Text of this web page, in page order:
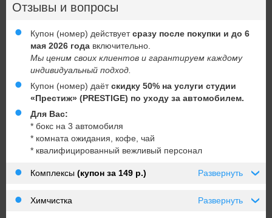
Отзывы и вопросы
Купон (номер) действуетсразу после покупки и до 6
мая 2026 года включительно.
Мы ценим своих клиентов и гарантируем каждому
индивидуальный подход.
Купон (номер) даётскидку 50% на услуги студии
«Престиж» (PRESTIGE) по уходу за автомобилем.
Для Вас:
* бокс на 3 автомобиля
* комната ожидания, кофе, чай
* квалифицированный вежливый персонал
›
Развернуть
Комплексы (купон за 149 р.)
›
Развернуть
Химчистка